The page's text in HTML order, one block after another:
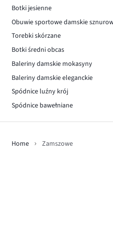
Botki jesienne
Obuwie sportowe damskie
Torebki skórzane
Botki średni obcas
Baleriny damskie mokasyny
Baleriny damskie eleganckie
Spódnice luźny krój
Spódnice bawełniane
Home Zamszowe